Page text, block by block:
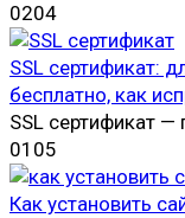
0204
SSL сертификат:
бесплатно, как
SSL сертификат —
0105
Как установить